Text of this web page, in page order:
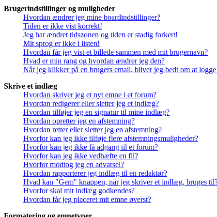
Brugerindstillinger og muligheder
Hvordan ændrer jeg mine boardindstillinger?
Tiden er ikke vist korrekt!
Jeg har ændret tidszonen og tiden er stadig forkert!
Mit sprog er ikke i listen!
Hvordan får jeg vist et billede sammen med mit brugernavn?
Hvad er min rang og hvordan ændrer jeg den?
Når jeg klikker på en brugers email, bliver jeg bedt om at
Skrive et indlæg
Hvordan skriver jeg et nyt emne i et forum?
Hvordan redigerer eller sletter jeg et indlæg?
Hvordan tilføjer jeg en signatur til mine indlæg?
Hvordan opretter jeg en afstemning?
Hvordan retter eller sletter jeg en afstemning?
Hvorfor kan jeg ikke tilføje flere afstemningsmuligheder?
Hvorfor kan jeg ikke få adgang til et forum?
Hvorfor kan jeg ikke vedhæfte en fil?
Hvorfor modtog jeg en advarsel?
Hvordan rapporterer jeg indlæg til en redaktør?
Hvad kan "Gem" knappen, når jeg skriver et indlæg, bruges
Hvorfor skal mit indlæg godkendes?
Hvordan får jeg placeret mit emne øverst?